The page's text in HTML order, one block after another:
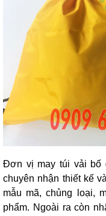
Đơn vị may túi vải bố
chuyên nhận thiết kế
mẫu mã, chủng loại,
phẩm. Ngoài ra còn